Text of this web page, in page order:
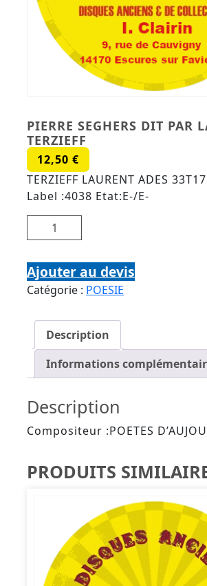
PIERRE SEGHERS DIT PAR
TERZIEFF
12,50 €
TERZIEFF LAURENT ADES
Label :4038 Etat:E-/E-
quantité de PIERRE SEGHERS DIT
TERZIEFF
Ajouter au devis
Catégorie : POESIE
Description
Informations
Description
Compositeur :POETES
PRODUITS